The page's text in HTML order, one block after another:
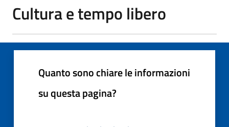
Cultura e tempo libero
Quanto sono chiare le informazioni
su questa pagina?